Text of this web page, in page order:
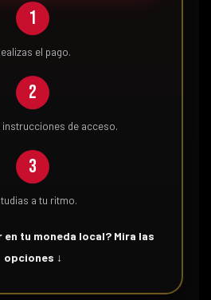
1
el pago.
2
instrucciones de acceso.
3
a tu ritmo.
tu moneda local? Mira las
opciones ↓